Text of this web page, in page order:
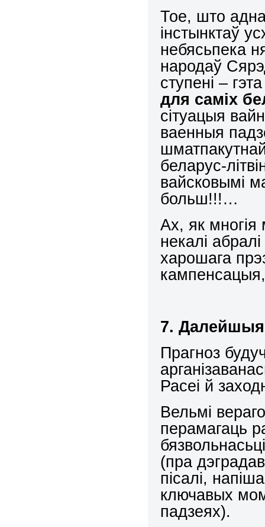
Тое, што
інстынктаў
небясьпека
народаў
ступені –
для саміх
сітуацыя
ваенныя
беларус-
вайсковымі
больш!!!…
Ах, як
некалі
харошага
7. Далейшыя
Прагноз
Расеі й
Вельмі
перамагаць
(пра
пісалі,
ключавых
падзеях).